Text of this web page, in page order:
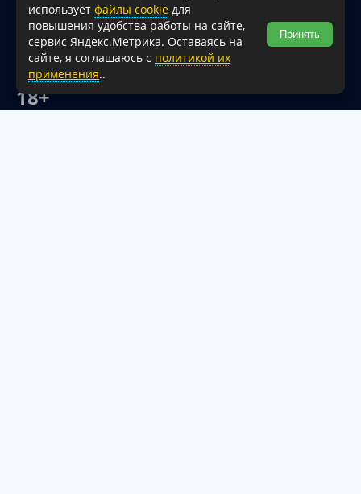
При перепечатке и использовании информации ссылка
на источник обязательна.
Для сайтов и страниц сети Интернет обязательна
активная гиперссылка на официальный интернет-портал
администрации Туапсинского муниципального округа.
18+
использует файлы cookie для
повышения удобства работы на сайте,
сервис Яндекс.Метрика. Оставаясь на
сайте, я соглашаюсь с политикой их
применения..
Принять